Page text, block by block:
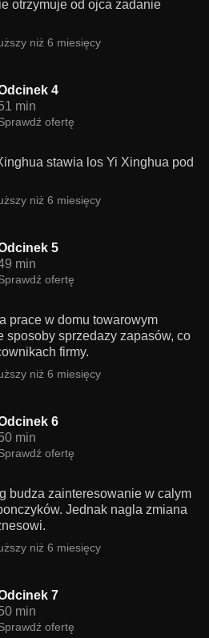
otrzymuje od ojca zadanie
niż 6 miesięcy
4
min
ofertę
stawia los Yi Xinghua pod
niż 6 miesięcy
5
min
ofertę
prace w domu towarowym
sposoby sprzedazy zapasów, co
firmy.
niż 6 miesięcy
6
min
ofertę
budza zainteresowanie w calym
Jednak nagla zmiana
niż 6 miesięcy
7
min
ofertę